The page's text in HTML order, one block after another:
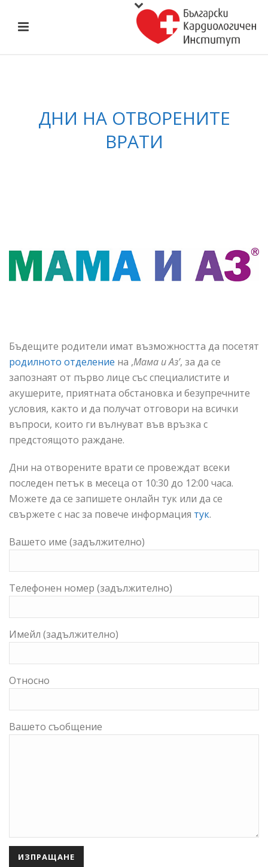
ДНИ НА ОТВОРЕНИТЕ
ВРАТИ
Бъдещите родители имат възможността да посетят
родилното отделение на ,Мама и Аз’, за да се
запознаят от първо лице със специалистите и
акушерите, приятната обстановка и безупречните
условия, както и да получат отговори на всички
въпроси, които ги вълнуват във връзка с
предстоящото раждане.
Дни на отворените врати се провеждат всеки
последен петък в месеца от 10:30 до 12:00 часа.
Можете да се запишете онлайн тук или да се
свържете с нас за повече информация тук.
Вашето име (задължително)
Телефонен номер (задължително)
Имейл (задължително)
Относно
Вашето съобщение